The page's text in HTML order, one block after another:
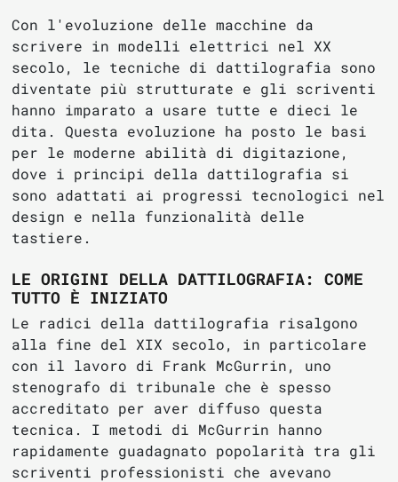
Con l'evoluzione delle macchine da
scrivere in modelli elettrici nel XX
secolo, le tecniche di dattilografia sono
diventate più strutturate e gli scriventi
hanno imparato a usare tutte e dieci le
dita. Questa evoluzione ha posto le basi
per le moderne abilità di digitazione,
dove i principi della dattilografia si
sono adattati ai progressi tecnologici nel
design e nella funzionalità delle
tastiere.
LE ORIGINI DELLA DATTILOGRAFIA: COME
TUTTO È INIZIATO
Le radici della dattilografia risalgono
alla fine del XIX secolo, in particolare
con il lavoro di Frank McGurrin, uno
stenografo di tribunale che è spesso
accreditato per aver diffuso questa
tecnica. I metodi di McGurrin hanno
rapidamente guadagnato popolarità tra gli
scriventi professionisti che avevano